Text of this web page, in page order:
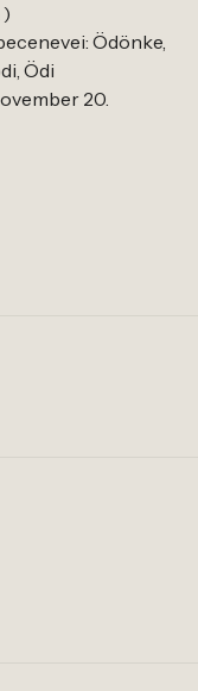
Ödönke,
Ödi
20.